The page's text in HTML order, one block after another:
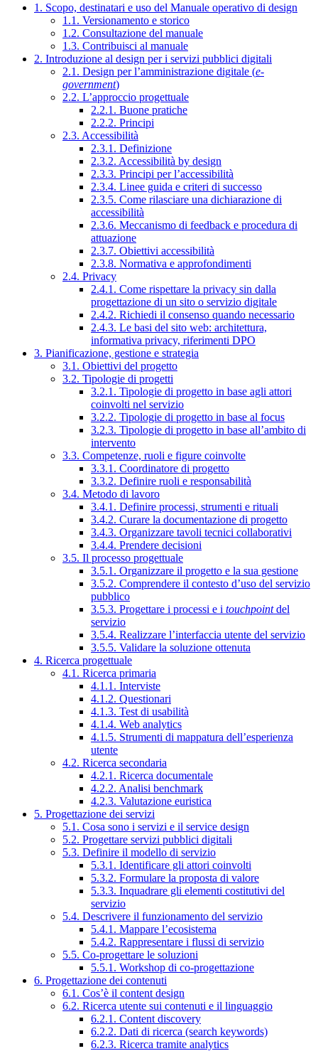
1. Scopo, destinatari e uso del Manuale operativo di design
1.1. Versionamento e storico
1.2. Consultazione del manuale
1.3. Contribuisci al manuale
2. Introduzione al design per i servizi pubblici digitali
2.1. Design per l’amministrazione digitale (e-
government)
2.2. L’approccio progettuale
2.2.1. Buone pratiche
2.2.2. Principi
2.3. Accessibilità
2.3.1. Definizione
2.3.2. Accessibilità by design
2.3.3. Principi per l’accessibilità
2.3.4. Linee guida e criteri di successo
2.3.5. Come rilasciare una dichiarazione di
accessibilità
2.3.6. Meccanismo di feedback e procedura di
attuazione
2.3.7. Obiettivi accessibilità
2.3.8. Normativa e approfondimenti
2.4. Privacy
2.4.1. Come rispettare la privacy sin dalla
progettazione di un sito o servizio digitale
2.4.2. Richiedi il consenso quando necessario
2.4.3. Le basi del sito web: architettura,
informativa privacy, riferimenti DPO
3. Pianificazione, gestione e strategia
3.1. Obiettivi del progetto
3.2. Tipologie di progetti
3.2.1. Tipologie di progetto in base agli attori
coinvolti nel servizio
3.2.2. Tipologie di progetto in base al focus
3.2.3. Tipologie di progetto in base all’ambito di
intervento
3.3. Competenze, ruoli e figure coinvolte
3.3.1. Coordinatore di progetto
3.3.2. Definire ruoli e responsabilità
3.4. Metodo di lavoro
3.4.1. Definire processi, strumenti e rituali
3.4.2. Curare la documentazione di progetto
3.4.3. Organizzare tavoli tecnici collaborativi
3.4.4. Prendere decisioni
3.5. Il processo progettuale
3.5.1. Organizzare il progetto e la sua gestione
3.5.2. Comprendere il contesto d’uso del servizio
pubblico
3.5.3. Progettare i processi e i touchpointdel
servizio
3.5.4. Realizzare l’interfaccia utente del servizio
3.5.5. Validare la soluzione ottenuta
4. Ricerca progettuale
4.1. Ricerca primaria
4.1.1. Interviste
4.1.2. Questionari
4.1.3. Test di usabilità
4.1.4. Web analytics
4.1.5. Strumenti di mappatura dell’esperienza
utente
4.2. Ricerca secondaria
4.2.1. Ricerca documentale
4.2.2. Analisi benchmark
4.2.3. Valutazione euristica
5. Progettazione dei servizi
5.1. Cosa sono i servizi e il service design
5.2. Progettare servizi pubblici digitali
5.3. Definire il modello di servizio
5.3.1. Identificare gli attori coinvolti
5.3.2. Formulare la proposta di valore
5.3.3. Inquadrare gli elementi costitutivi del
servizio
5.4. Descrivere il funzionamento del servizio
5.4.1. Mappare l’ecosistema
5.4.2. Rappresentare i flussi di servizio
5.5. Co-progettare le soluzioni
5.5.1. Workshop di co-progettazione
6. Progettazione dei contenuti
6.1. Cos’è il content design
6.2. Ricerca utente sui contenuti e il linguaggio
6.2.1. Content discovery
6.2.2. Dati di ricerca (search keywords)
6.2.3. Ricerca tramite analytics